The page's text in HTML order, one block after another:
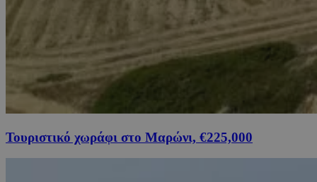
Τουριστικό χωράφι στο Μαρώνι, €225,000